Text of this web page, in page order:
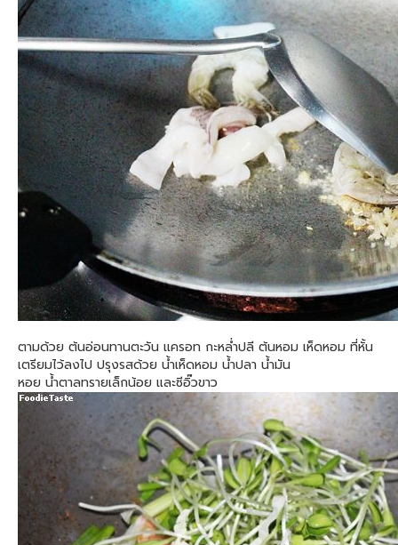
ตามด้วย ต้นอ่อนทานตะวัน แครอท กะหล่ำปลี ต้นหอม เห็ดหอม ที่หั้น
เตรียมไว้ลงไป ปรุงรสด้วย น้ำเห็ดหอม น้ำปลา น้ำมัน
หอย น้ำตาลทรายเล็กน้อย และซีอิ๊วขาว